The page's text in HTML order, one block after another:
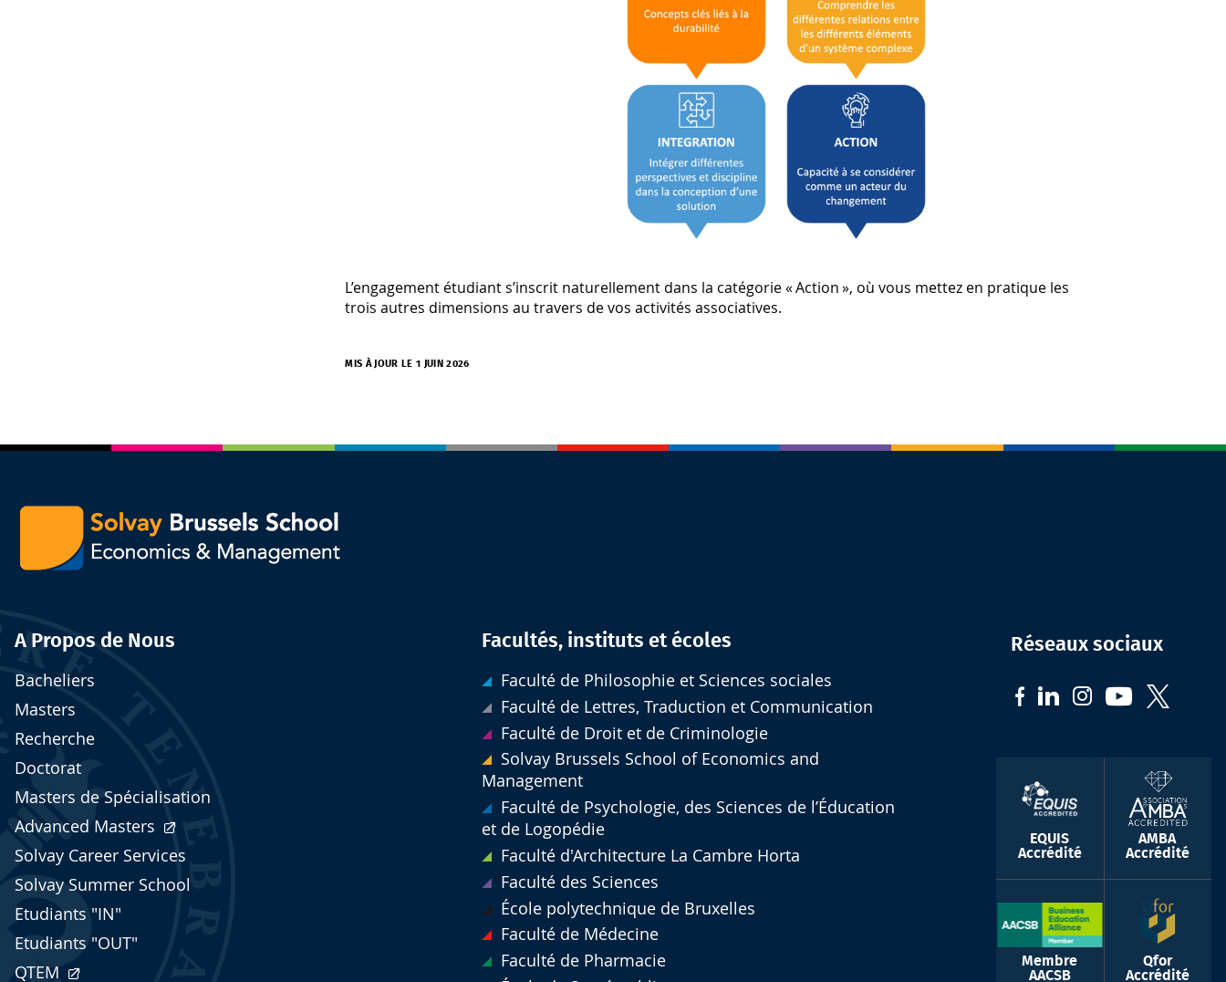
L’engagement étudiant s’inscrit naturellement dans la catégorie « Action », où vous mettez en pratique les
trois autres dimensions au travers de vos activités associatives.
MIS À JOUR LE 1 JUIN 2026
A Propos de Nous
Bacheliers
Masters
Recherche
Doctorat
Masters de Spécialisation
Advanced Masters
Solvay Career Services
Solvay Summer School
Etudiants "IN"
Etudiants "OUT"
QTEM
Facultés, instituts et écoles
Faculté de Philosophie et Sciences sociales
Faculté de Lettres, Traduction et Communication
Faculté de Droit et de Criminologie
Solvay Brussels School of Economics and
Management
Faculté de Psychologie, des Sciences de l’Éducation
et de Logopédie
Faculté d'Architecture La Cambre Horta
Faculté des Sciences
École polytechnique de Bruxelles
Faculté de Médecine
Faculté de Pharmacie
Réseaux sociaux
EQUIS
Accrédité
AMBA
Accrédité
Membre
AACSB
Qfor
Accrédité